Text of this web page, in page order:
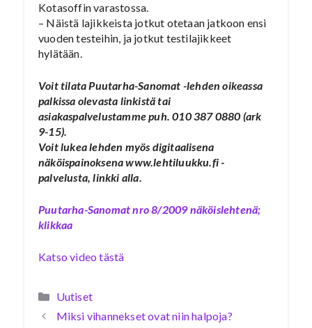
Kotasoffin varastossa.
– Näistä lajikkeista jotkut otetaan jatkoon ensi
vuoden testeihin, ja jotkut testilajikkeet
hylätään.
Voit tilata Puutarha-Sanomat -lehden oikeassa
palkissa olevasta linkistä tai
asiakaspalvelustamme puh. 010 387 0880 (ark
9-15).
Voit lukea lehden myös digitaalisena
näköispainoksena www.lehtiluukku.fi -
palvelusta, linkki alla.
Puutarha-Sanomat nro 8/2009 näköislehtenä;
klikkaa
Katso video tästä
Kategoriat
Uutiset
Miksi vihannekset ovat niin halpoja?